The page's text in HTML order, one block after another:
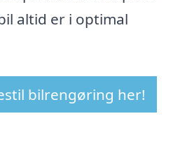
altid er i optimal
bilrengøring her!